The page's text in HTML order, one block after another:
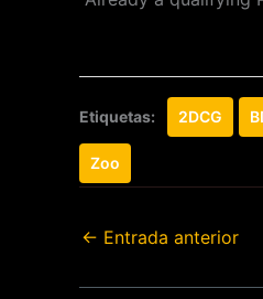
Etiquetas: 2DCG
Zoo
← Entrada anterior